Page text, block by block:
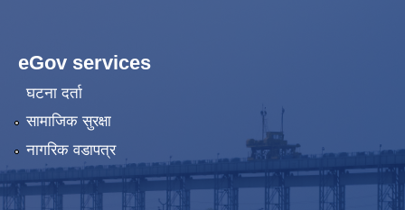
eGov services
घटना दर्ता
सामाजिक सुरक्षा
नागरिक वडापत्र